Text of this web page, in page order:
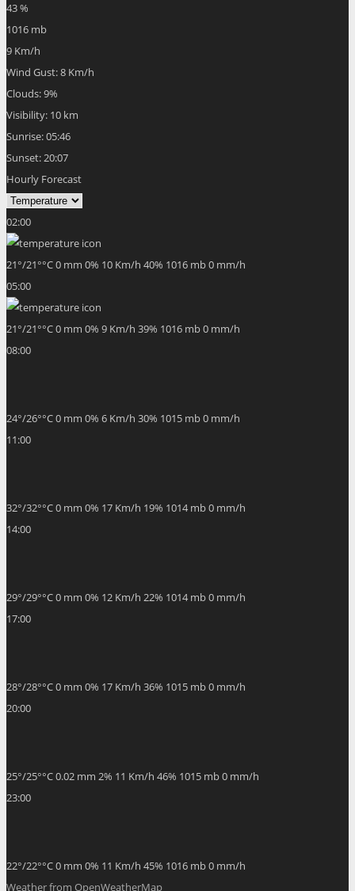
43 %
1016 mb
9 Km/h
Wind Gust:8 Km/h
Clouds:9%
Visibility: 10 km
Sunrise:05:46
Sunset:20:07
Hourly Forecast
02:00
21°/21°°C0 mm 0% 10 Km/h 40% 1016 mb0 mm/h
05:00
21°/21°°C0 mm 0% 9 Km/h 39% 1016 mb0 mm/h
08:00
24°/26°°C0 mm 0% 6 Km/h 30% 1015 mb0 mm/h
11:00
32°/32°°C0 mm 0% 17 Km/h 19% 1014 mb0 mm/h
14:00
29°/29°°C0 mm 0% 12 Km/h 22% 1014 mb0 mm/h
17:00
28°/28°°C0 mm 0% 17 Km/h 36% 1015 mb0 mm/h
20:00
25°/25°°C0.02 mm 2% 11 Km/h 46% 1015 mb0 mm/h
23:00
22°/22°°C0 mm 0% 11 Km/h 45% 1016 mb0 mm/h
Weather from OpenWeatherMap